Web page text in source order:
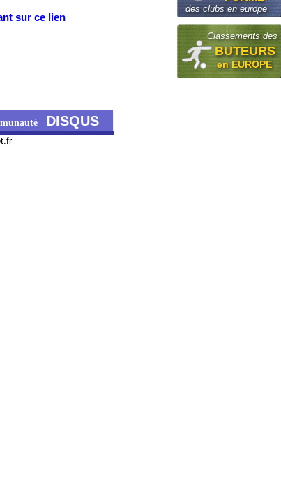
sur ce lien
DISQUS
des clubs en europe
Classements des
BUTEURS
en EUROPE